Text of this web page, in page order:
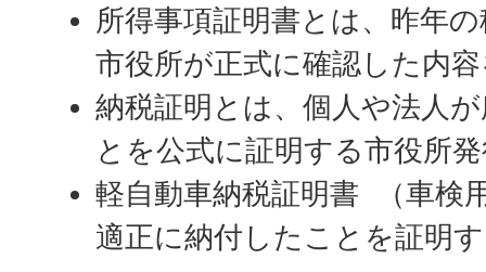
所得事項証明書とは、昨年
市役所が正式に確認した内
納税証明とは、個人や法人
とを公式に証明する市役所
軽自動車納税証明書 （車検
適正に納付したことを証明